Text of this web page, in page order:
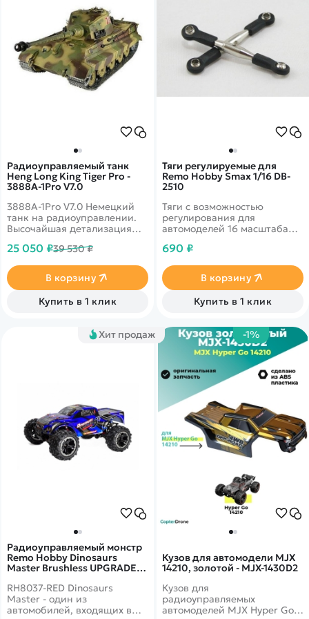
Радиоуправляемый танк
Heng Long King Tiger Pro -
3888A-1Pro V7.0
3888A-1Pro V7.0 Немецкий
танк на радиоуправлении.
Высочайшая детализация
обладает полностью
Танк может стрелять как
пульками, так и посредством
ИК датчиков. Модель со
звуковыми и дымовые
25 050 ₽39 530 ₽
В корзину
Купить в 1 клик
Тяги регулируемые для
Remo Hobby Smax 1/16 DB-
2510
Тяги с возможностью
регулирования для
автомоделей 16 масштаба
Подходит для передних и
690 ₽
В корзину
Купить в 1 клик
Хит продаж
Радиоуправляемый монстр
Remo Hobby Dinosaurs
Master Brushless UPGRADE
RTR - RH8037-BLUE
RH8037-RED Dinosaurs
Master - один из
автомобилей, входящих в
-1%
Кузов для автомодели MJX
14210, золотой - MJX-1430D2
Кузов для
радиоуправляемых
автомоделей MJX Hyper Go